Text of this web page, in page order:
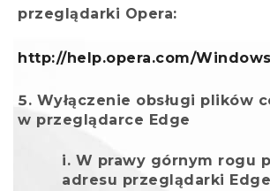
przeglądarki Opera:
http://help.opera.com/
Wyłączenie obsługi plików
w przeglądarce Edge
W prawy górnym rogu
adresu przeglądarki